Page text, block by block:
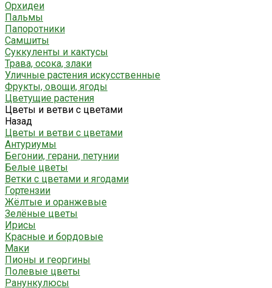
Орхидеи
Пальмы
Папоротники
Самшиты
Суккуленты и кактусы
Трава, осока, злаки
Уличные растения искусственные
Фрукты, овощи, ягоды
Цветущие растения
Цветы и ветви с цветами
Назад
Цветы и ветви с цветами
Антуриумы
Бегонии, герани, петунии
Белые цветы
Ветки с цветами и ягодами
Гортензии
Жёлтые и оранжевые
Зелёные цветы
Ирисы
Красные и бордовые
Маки
Пионы и георгины
Полевые цветы
Ранункулюсы